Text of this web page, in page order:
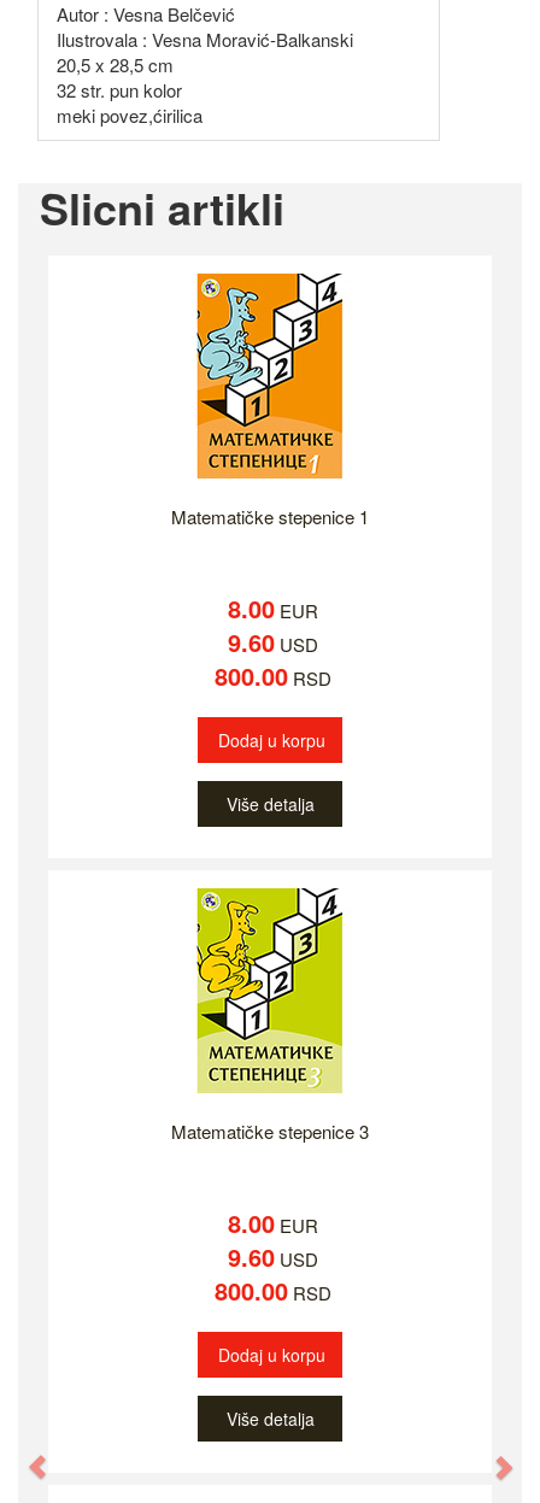
Autor : Vesna Belčević
Ilustrovala : Vesna Moravić-Balkanski
20,5 x 28,5 cm
32 str. pun kolor
meki povez,ćirilica
Slicni artikli
Matematičke stepenice 1
8.00 EUR
9.60 USD
800.00 RSD
Dodaj u korpu
Više detalja
Matematičke stepenice 3
8.00 EUR
9.60 USD
800.00 RSD
Dodaj u korpu
Više detalja